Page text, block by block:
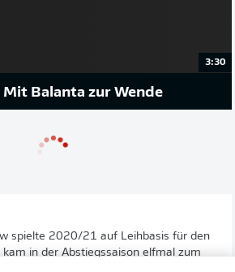
3:30
Mit Balanta zur Wende
spielte 2020/21 auf Leihbasis für den
kam in der Abstiegssaison elfmal zum